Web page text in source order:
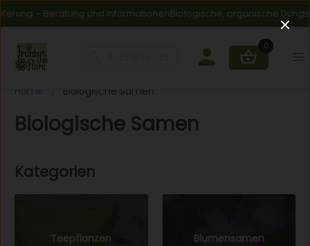
InformationenBiologische, organische Düngemittel und
0
Home Biologische Samen
Biologische Samen
Kategorien
Teepflanzen Blumensamen